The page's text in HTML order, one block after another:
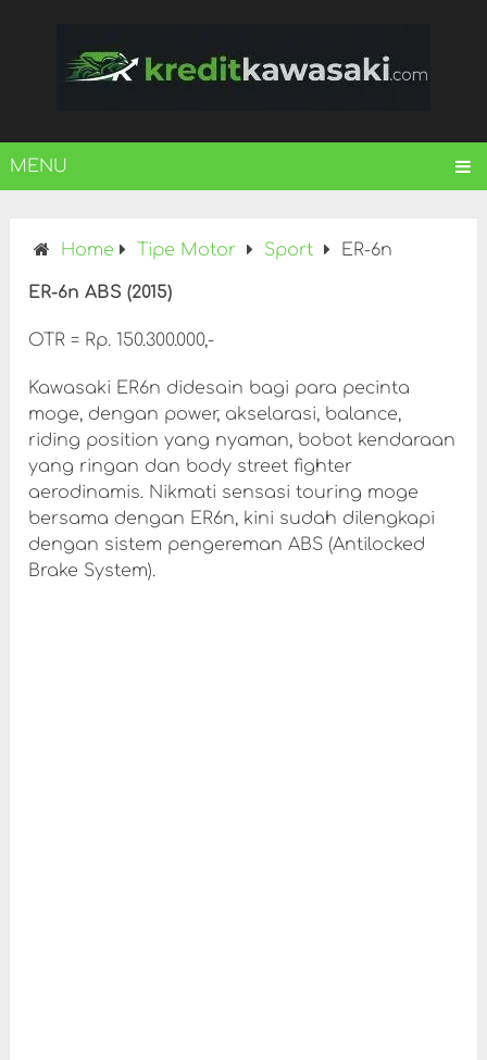
MENU
Home Tipe Motor Sport ER-6n
ER-6n ABS (2015)
OTR = Rp. 150.300.000,-
Kawasaki ER6n didesain bagi para pecinta
moge, dengan power, akselarasi, balance,
riding position yang nyaman, bobot kendaraan
yang ringan dan body street fighter
aerodinamis. Nikmati sensasi touring moge
bersama dengan ER6n, kini sudah dilengkapi
dengan sistem pengereman ABS (Antilocked
Brake System).